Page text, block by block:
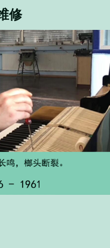
修